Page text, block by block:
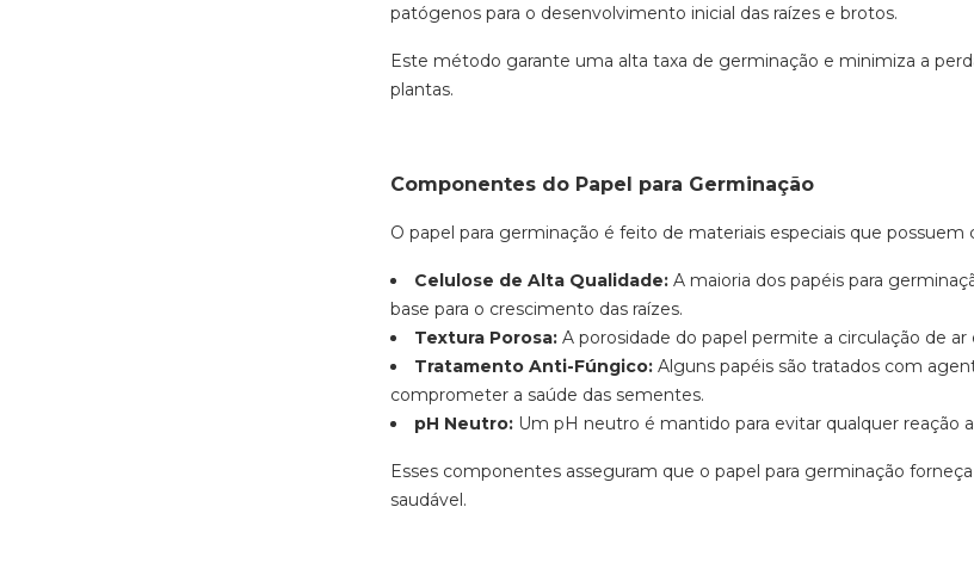
patógenos para o desenvolvimento inicial das raízes e brotos.
Este método garante uma alta taxa de germinação e minimiza a
plantas.
Componentes do Papel para Germinação
O papel para germinação é feito de materiais especiais que
Celulose de Alta Qualidade: A maioria dos papéis para
base para o crescimento das raízes.
Textura Porosa: A porosidade do papel permite a circulação de
Tratamento Anti-Fúngico: Alguns papéis são tratados com
comprometer a saúde das sementes.
pH Neutro: Um pH neutro é mantido para evitar qualquer reação
Esses componentes asseguram que o papel para germinação
saudável.